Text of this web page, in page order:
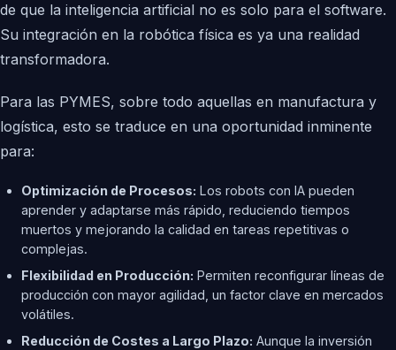
de que la inteligencia artificial no es solo para el software.
Su integración en la robótica física es ya una realidad
transformadora.
Para las PYMES, sobre todo aquellas en manufactura y
logística, esto se traduce en una oportunidad inminente
para:
Optimización de Procesos: Los robots con IA pueden
aprender y adaptarse más rápido, reduciendo tiempos
muertos y mejorando la calidad en tareas repetitivas o
complejas.
Flexibilidad en Producción: Permiten reconfigurar líneas de
producción con mayor agilidad, un factor clave en mercados
volátiles.
Reducción de Costes a Largo Plazo: Aunque la inversión